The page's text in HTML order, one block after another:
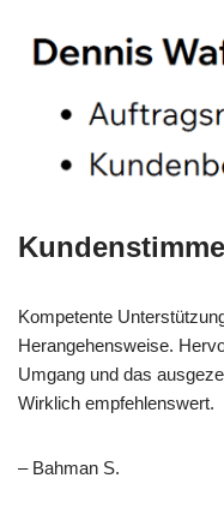
Kompetente
Herangehensweise.
Umgang und das
Wirklich empfehlenswert.
– Bahman S.